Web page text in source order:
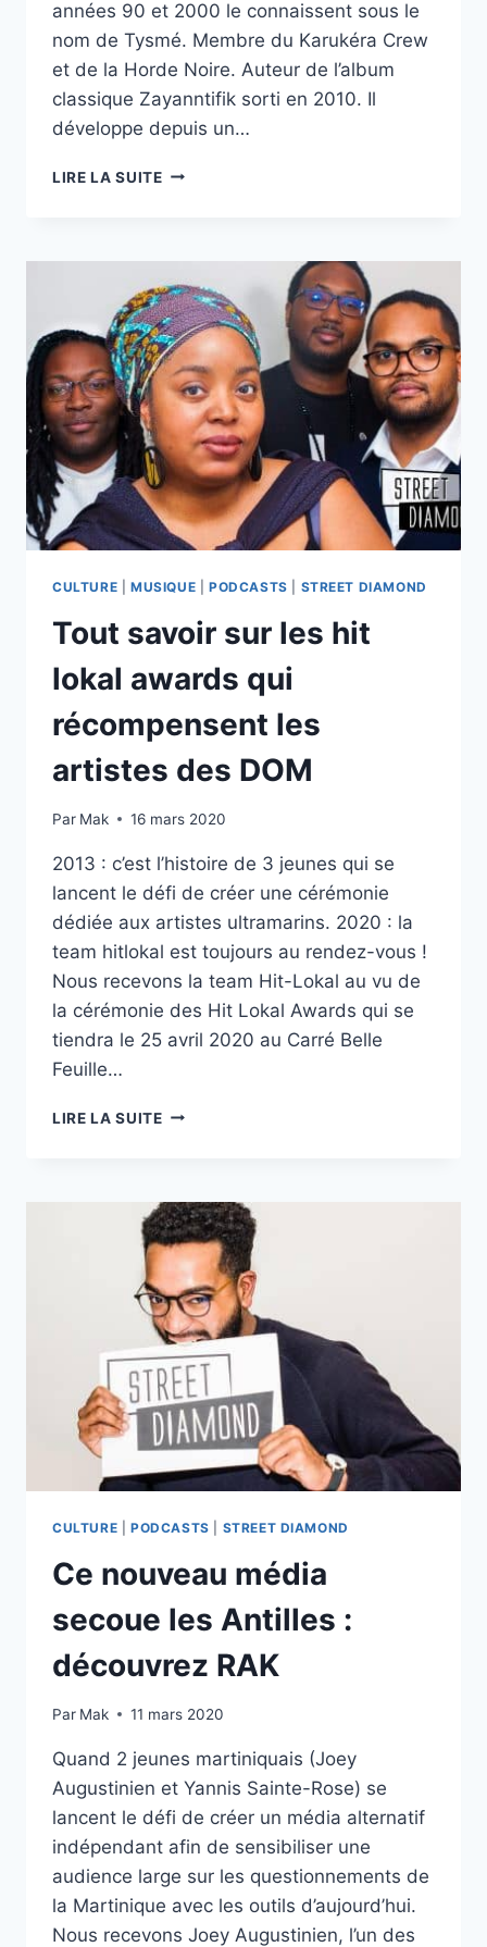
années 90 et 2000 le connaissent sous le
nom de Tysmé. Membre du Karukéra Crew
et de la Horde Noire. Auteur de l’album
classique Zayanntifik sorti en 2010. Il
développe depuis un…
LIRE LA SUITEKÒN
JÒDI
N°51
AVEC
MANO
D’ISHANGO
–
03/10/21
CULTURE MUSIQUE PODCASTS STREET DIAMOND
Tout savoir sur les hit
lokal awards qui
récompensent les
artistes des DOM
Par Mak 16 mars 2020
2013 : c’est l’histoire de 3 jeunes qui se
lancent le défi de créer une cérémonie
dédiée aux artistes ultramarins. 2020 : la
team hitlokal est toujours au rendez-vous !
Nous recevons la team Hit-Lokal au vu de
la cérémonie des Hit Lokal Awards qui se
tiendra le 25 avril 2020 au Carré Belle
Feuille…
LIRE LA SUITETOUT
HIT
LOKAL
AWARDS
RÉCOMPENSENT
LES
ARTISTES
DES
DOM
CULTURE PODCASTS STREET DIAMOND
Ce nouveau média
secoue les Antilles :
découvrez RAK
Par Mak 11 mars 2020
Quand 2 jeunes martiniquais (Joey
Augustinien et Yannis Sainte-Rose) se
lancent le défi de créer un média alternatif
indépendant afin de sensibiliser une
audience large sur les questionnements de
la Martinique avec les outils d’aujourd’hui.
Nous recevons Joey Augustinien, l’un des